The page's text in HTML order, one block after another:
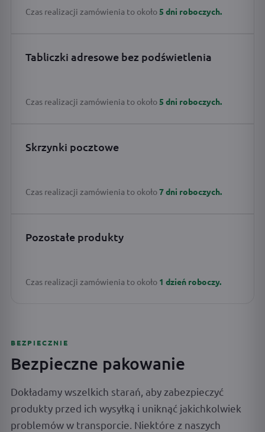
Czas realizacji zamówienia to około5 dni roboczych.
Tabliczki adresowe bez podświetlenia
Czas realizacji zamówienia to około5 dni roboczych.
Skrzynki pocztowe
Czas realizacji zamówienia to około7 dni roboczych.
Pozostałe produkty
Czas realizacji zamówienia to około 1 dzień roboczy.
BEZPIECZNIE
Bezpieczne pakowanie
Dokładamy wszelkich starań, aby zabezpieczyć
produkty przed ich wysyłką i uniknąć jakichkolwiek
problemów w transporcie. Niektóre z naszych